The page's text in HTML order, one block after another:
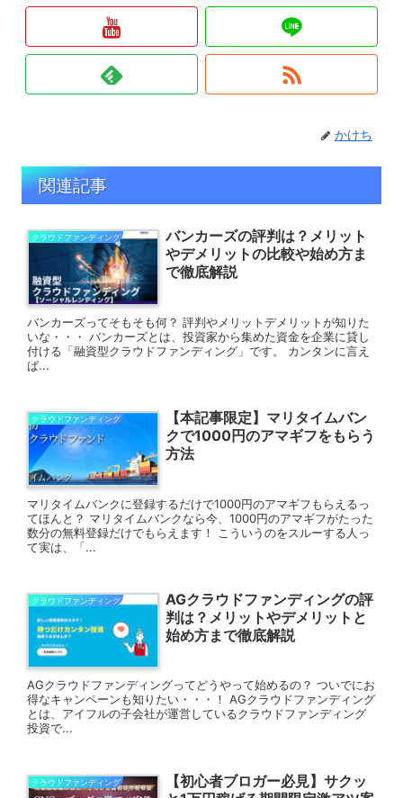
かけち
関連記事
クラウドファンディング
バンカーズの評判は？メリット
やデメリットの比較や始め方ま
で徹底解説
バンカーズってそもそも何？ 評判やメリットデメリットが知りた
いな・・・ バンカーズとは、投資家から集めた資金を企業に貸し
付ける「融資型クラウドファンディング」です。 カンタンに言え
ば...
クラウドファンディング
【本記事限定】マリタイムバン
クで1000円のアマギフをもらう
方法
マリタイムバンクに登録するだけで1000円のアマギフもらえるっ
てほんと？ マリタイムバンクなら今、1000円のアマギフがたった
数分の無料登録だけでもらえます！ こういうのをスルーする人っ
て実は、「...
クラウドファンディング
AGクラウドファンディングの評
判は？メリットやデメリットと
始め方まで徹底解説
AGクラウドファンディングってどうやって始めるの？ ついでにお
得なキャンペーンも知りたい・・・！ AGクラウドファンディング
とは、アイフルの子会社が運営しているクラウドファンディング
投資で...
クラウドファンディング
【初心者ブロガー必見】サクッ